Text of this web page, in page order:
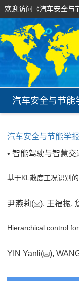
欢迎访问《汽车安全与
汽车安全与节能
汽车安全与节能学报
• 智能驾驶与智慧交
基于KL散度工况识别
尹燕莉( ), 王福振,
Hierarchical control
YIN Yanli( ),